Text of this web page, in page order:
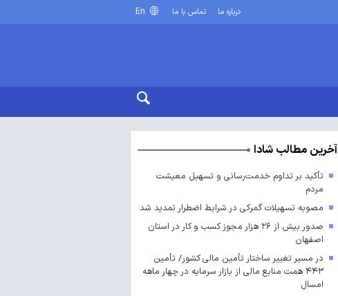
درباره ما تماس با ما
آخرین مطالب شادا
تأکید بر تداوم خدمت‌رسانی و تسهیل معیشت
مردم
مصوبه تسهیلات گمرکی در شرایط اضطرار تمدید شد
صدور بیش از ۲۶ هزار مجوز کسب‌ و کار در استان
اصفهان
در مسیر تغییر ساختار تأمین مالی کشور/ تأمین
۴۴۳ همت منابع مالی از بازار سرمایه در چهار ماهه
امسال